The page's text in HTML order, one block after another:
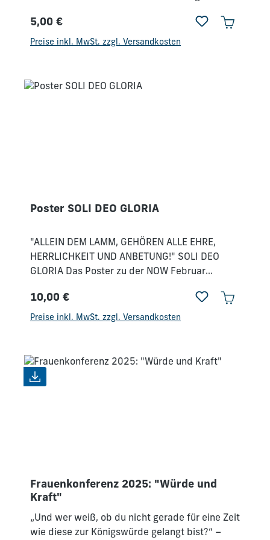
stilvollen, bieten wir diese nun zum Verkauf
an.Die Größe der Poster liegt bei A3, inklusive
Regulärer Preis:
5,00 €
Preise inkl. MwSt. zzgl. Versandkosten
Poster SOLI DEO GLORIA
"ALLEIN DEM LAMM, GEHÖREN ALLE EHRE,
HERRLICHKEIT UND ANBETUNG!" SOLI DEO
GLORIA Das Poster zu der NOW Februar
jedem Zimmer. Poster wird ohne Rahmen
verkauft
Regulärer Preis:
10,00 €
Preise inkl. MwSt. zzgl. Versandkosten
Frauenkonferenz 2025: "Würde und
Kraft"
„Und wer weiß, ob du nicht gerade für eine Zeit
wie diese zur Königswürde gelangt bist?“ –